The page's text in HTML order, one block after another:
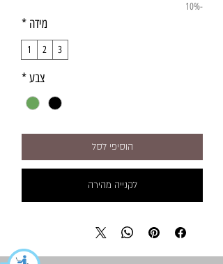
-10%
מידה *
3
2
1
צבע*
הוסיפי לסל
לקנייה מהירה